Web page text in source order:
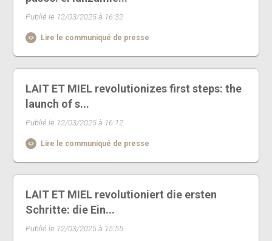
Publié le 12/03/2025 à 16:32
Lire le communiqué de presse
LAIT ET MIEL revolutionizes first steps: the
launch of s...
Publié le 12/03/2025 à 16:12
Lire le communiqué de presse
LAIT ET MIEL revolutioniert die ersten
Schritte: die Ein...
Publié le 12/03/2025 à 15:55